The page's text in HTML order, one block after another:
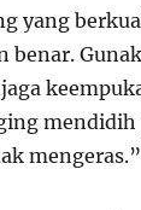
yang
benar.
mengeras.”